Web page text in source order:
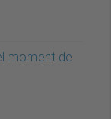
moment de